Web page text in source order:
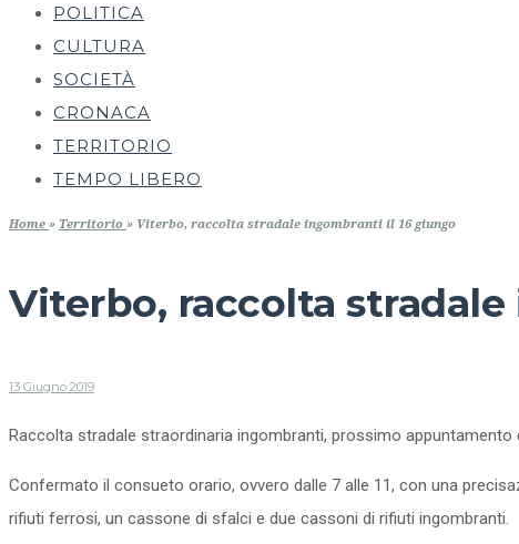
POLITICA
CULTURA
SOCIETÀ
CRONACA
TERRITORIO
TEMPO LIBERO
Home » Territorio » Viterbo, raccolta stradale ingombranti il 16 giungo
Viterbo, raccolta
13 Giugno 2019
Raccolta stradale straordinaria ingombranti, prossimo
Confermato il consueto orario, ovvero dalle 7 alle 11, con una
rifiuti ferrosi, un cassone di sfalci e due cassoni di rifiuti ingombranti.